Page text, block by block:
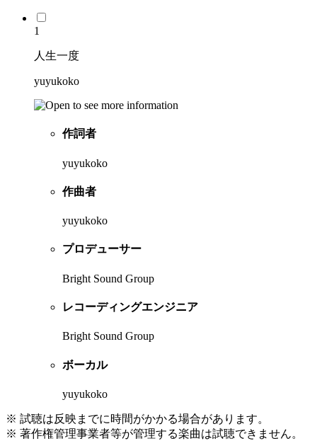
1
人生一度
yuyukoko
作詞者
yuyukoko
作曲者
yuyukoko
プロデューサー
Bright Sound Group
レコーディングエンジニア
Bright Sound Group
ボーカル
yuyukoko
※ 試聴は反映までに時間がかかる場合があります。
※ 著作権管理事業者等が管理する楽曲は試聴できません。